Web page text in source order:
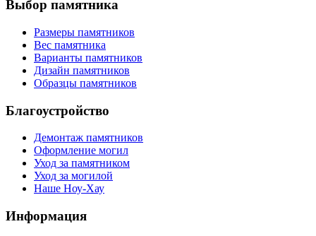
Выбор памятника
Размеры памятников
Вес памятника
Варианты памятников
Дизайн памятников
Образцы памятников
Благоустройство
Демонтаж памятников
Оформление могил
Уход за памятником
Уход за могилой
Наше Ноу-Хау
Информация